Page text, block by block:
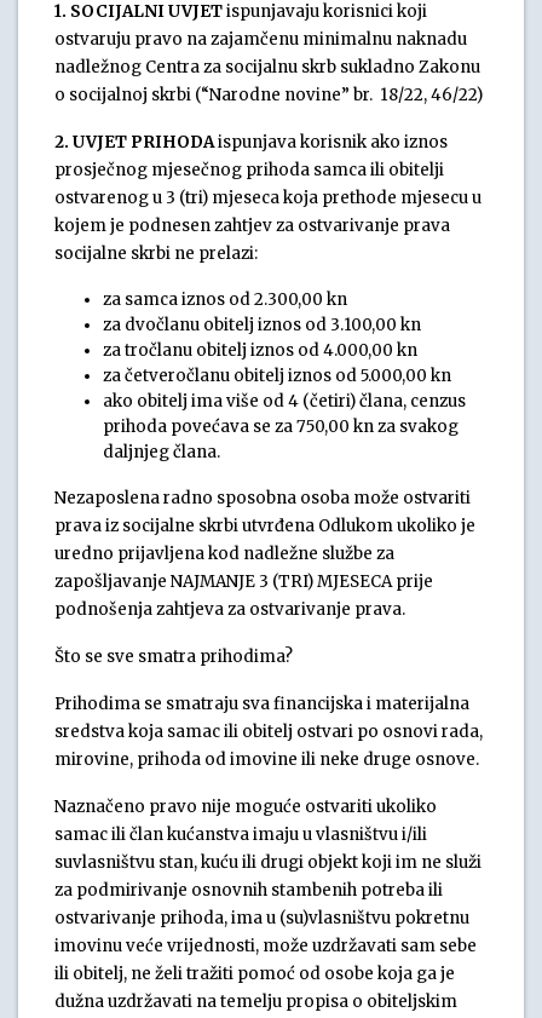
1. SOCIJALNI UVJETispunjavaju korisnici koji
ostvaruju pravo na zajamčenu minimalnu naknadu
nadležnog Centra za socijalnu skrb sukladno Zakonu
o socijalnoj skrbi (“Narodne novine” br. 18/22, 46/22)
2. UVJET PRIHODAispunjava korisnik ako iznos
prosječnog mjesečnog prihoda samca ili obitelji
ostvarenog u 3 (tri) mjeseca koja prethode mjesecu u
kojem je podnesen zahtjev za ostvarivanje prava
socijalne skrbi ne prelazi:
za samca iznos od 2.300,00 kn
za dvočlanu obitelj iznos od 3.100,00 kn
za tročlanu obitelj iznos od 4.000,00 kn
za četveročlanu obitelj iznos od 5.000,00 kn
ako obitelj ima više od 4 (četiri) člana, cenzus
prihoda povećava se za 750,00 kn za svakog
daljnjeg člana.
Nezaposlena radno sposobna osoba može ostvariti
prava iz socijalne skrbi utvrđena Odlukom ukoliko je
uredno prijavljena kod nadležne službe za
zapošljavanje NAJMANJE 3 (TRI) MJESECA prije
podnošenja zahtjeva za ostvarivanje prava.
Što se sve smatra prihodima?
Prihodima se smatraju sva financijska i materijalna
sredstva koja samac ili obitelj ostvari po osnovi rada,
mirovine, prihoda od imovine ili neke druge osnove.
Naznačeno pravo nije moguće ostvariti ukoliko
samac ili član kućanstva imaju u vlasništvu i/ili
suvlasništvu stan, kuću ili drugi objekt koji im ne služi
za podmirivanje osnovnih stambenih potreba ili
ostvarivanje prihoda, ima u (su)vlasništvu pokretnu
imovinu veće vrijednosti, može uzdržavati sam sebe
ili obitelj, ne želi tražiti pomoć od osobe koja ga je
dužna uzdržavati na temelju propisa o obiteljskim